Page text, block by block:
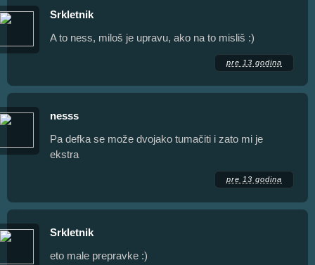
Srkletnik
A to ness, miloš je upravu, ako na to misliš :)
pre 13 godina
nesss
Pa defka se može dvojako tumačiti i zato mi je
ekstra
pre 13 godina
Srkletnik
eto male prepravke :)